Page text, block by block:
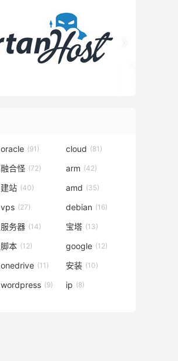
oracle (91) cloud (81)
融合怪 (72) arm (42)
建站 (40) amd (35)
vps (27) debian (16)
服务器 (14) 宝塔 (13)
脚本 (12) google (12)
onedrive (11) 安装 (10)
wordpress (9) ip (8)